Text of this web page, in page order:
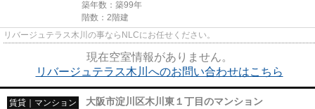
築年数：築99年
階数：2階建
リバージュテラス木川の事ならNLCにお任せください。
現在空室情報がありません。
リバージュテラス木川へのお問い合わせはこちら
賃貸｜マンション 大阪市淀川区木川東１丁目のマンション